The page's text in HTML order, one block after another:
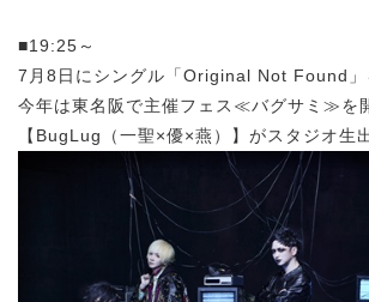
■19:25～
7月8日にシングル「Original Not Found」
今年は東名阪で主催フェス≪バグサミ≫を
【BugLug（一聖×優×燕）】がスタジオ生